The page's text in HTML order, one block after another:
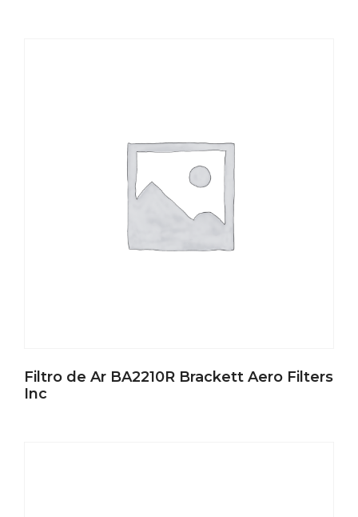
Filtro de Ar BA2210R Brackett Aero Filters
Inc